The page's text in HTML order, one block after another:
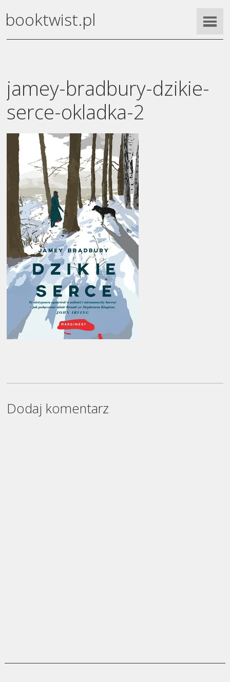
booktwist.pl
jamey-bradbury-dzikie-
serce-okladka-2
Dodaj komentarz